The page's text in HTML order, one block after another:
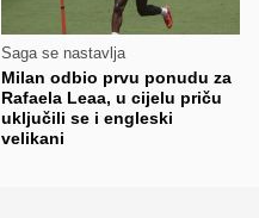
Saga se nastavlja
Milan odbio prvu ponudu za
Rafaela Leaa, u cijelu priču
uključili se i engleski
velikani